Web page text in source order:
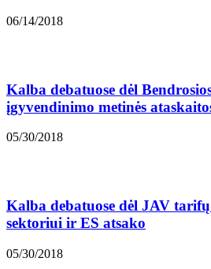
06/14/2018
Kalba debatuose dėl
įgyvendinimo metinės
05/30/2018
Kalba debatuose dėl JAV
sektoriui ir ES atsako
05/30/2018